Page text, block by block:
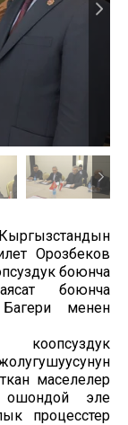
Орозбеков
боюнча
боюнча
менен
маселелер
эле
процесстер